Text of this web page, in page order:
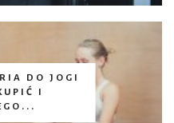
DO JOGI
I